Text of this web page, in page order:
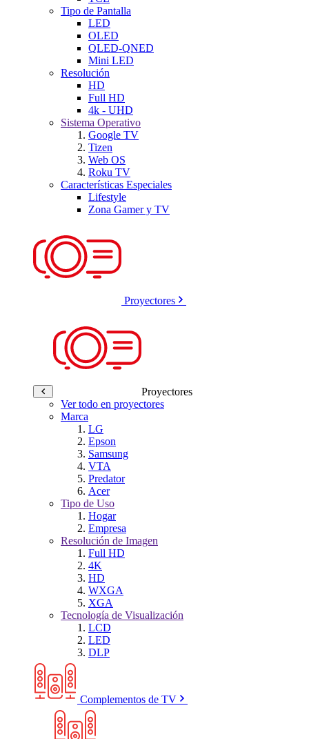
Tipo de Pantalla
LED
OLED
QLED-QNED
Mini LED
Resolución
HD
Full HD
4k - UHD
Sistema Operativo
Google TV
Tizen
Web OS
Roku TV
Características Especiales
Lifestyle
Zona Gamer y TV
Proyectores
Proyectores
Ver todo en proyectores
Marca
LG
Epson
Samsung
VTA
Predator
Acer
Tipo de Uso
Hogar
Empresa
Resolución de Imagen
Full HD
4K
HD
WXGA
XGA
Tecnología de Visualización
LCD
LED
DLP
Complementos de TV